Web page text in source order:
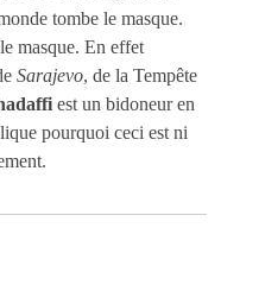
tombe le masque.
masque. En effet
Sarajevo, de la Tempête
est un bidoneur en
pourquoi ceci est ni